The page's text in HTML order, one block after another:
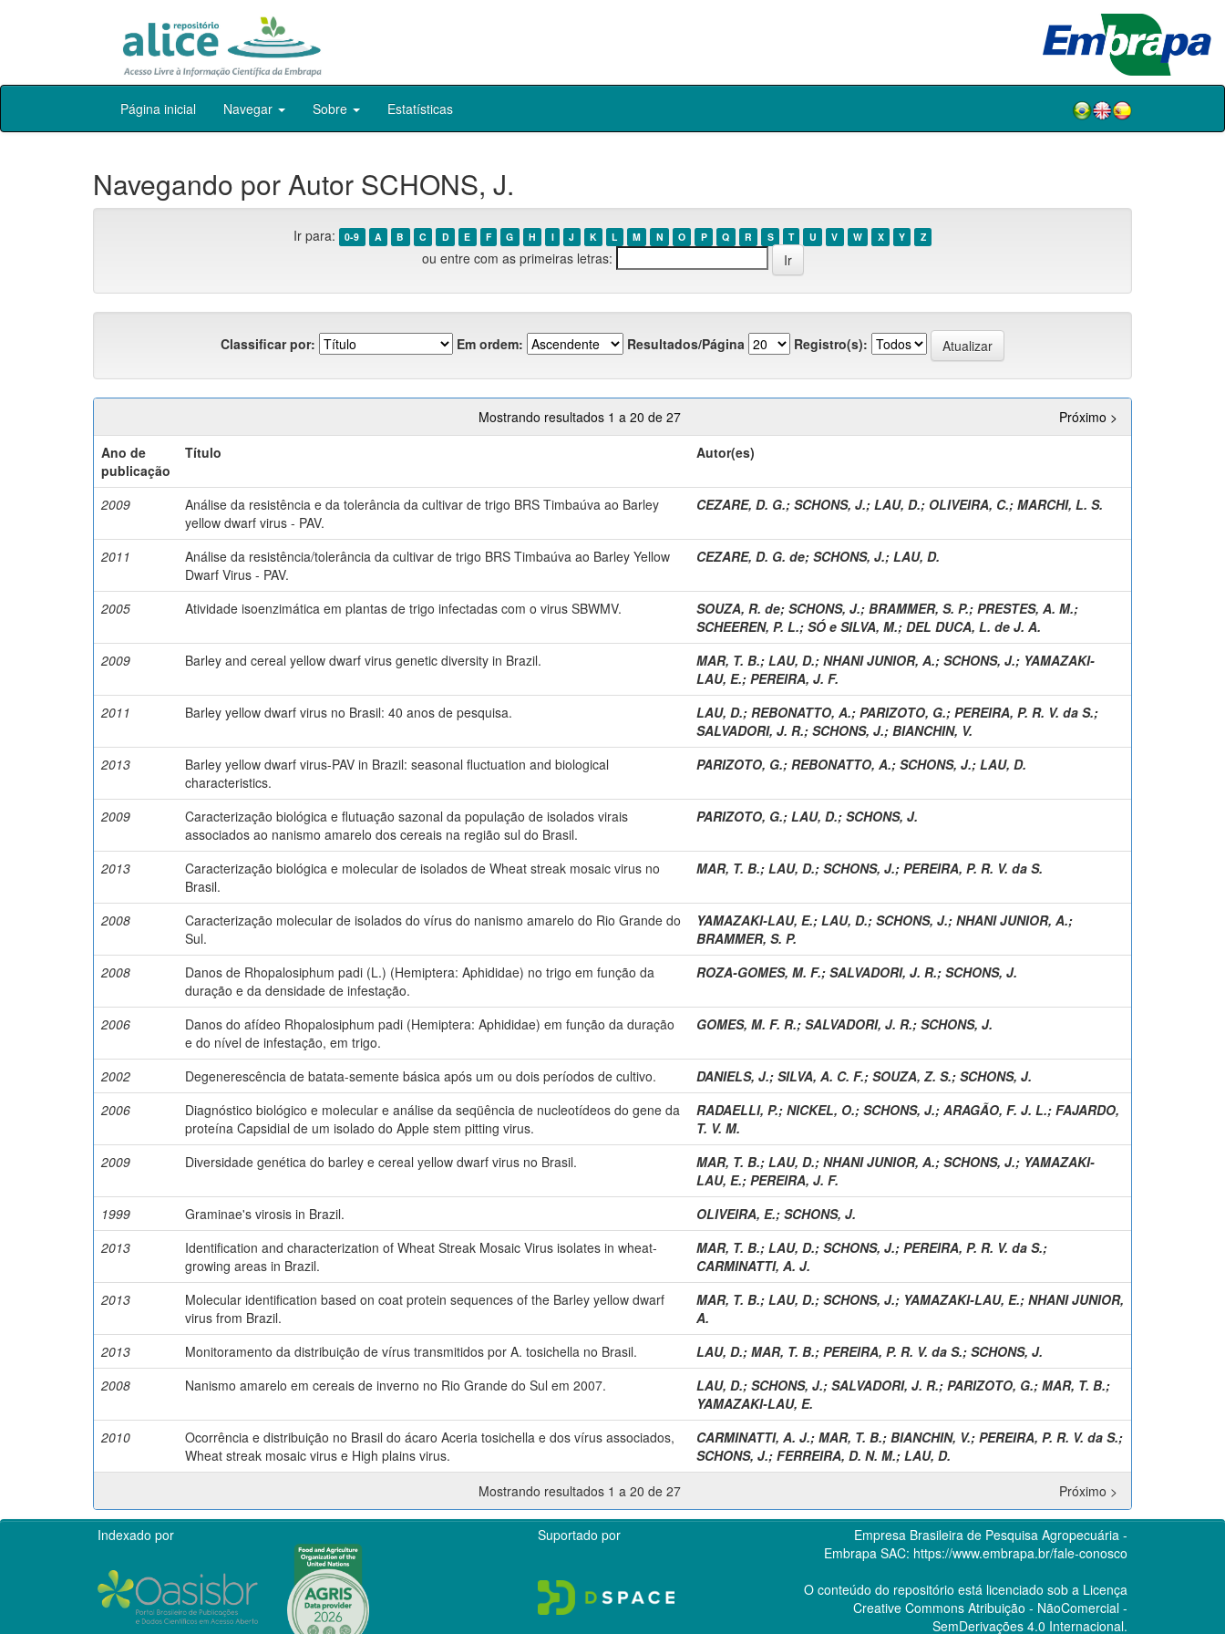
Skip
Página inicial Navegar Sobre Estatísticas
Navegando por Autor SCHONS, J.
Ir para: 0-9 A B C D E F G H I J K L M N O P Q R S T U V W X Y Z
ou entre com as primeiras letras:
Classificar por: Em ordem: Resultados/Página Registro(s):
Mostrando resultados 1 a 20 de 27
Próximo >
Ano de
publicação
Título Autor(es)
2009
Análise da resistência e da tolerância da cultivar de trigo BRS Timbaúva ao Barley
yellow dwarf virus - PAV.
CEZARE, D. G.; SCHONS, J.; LAU, D.; OLIVEIRA, C.; MARCHI, L. S.
2011
Análise da resistência/tolerância da cultivar de trigo BRS Timbaúva ao Barley Yellow
Dwarf Virus - PAV.
CEZARE, D. G. de; SCHONS, J.; LAU, D.
2005 Atividade isoenzimática em plantas de trigo infectadas com o virus SBWMV. SOUZA, R. de; SCHONS, J.; BRAMMER, S. P.; PRESTES, A. M.;
SCHEEREN, P. L.; SÓ e SILVA, M.; DEL DUCA, L. de J. A.
2009
Barley and cereal yellow dwarf virus genetic diversity in Brazil. MAR, T. B.; LAU, D.; NHANI JUNIOR, A.; SCHONS, J.; YAMAZAKI-
LAU, E.; PEREIRA, J. F.
2011
Barley yellow dwarf virus no Brasil: 40 anos de pesquisa. LAU, D.; REBONATTO, A.; PARIZOTO, G.; PEREIRA, P. R. V. da S.;
SALVADORI, J. R.; SCHONS, J.; BIANCHIN, V.
2013
Barley yellow dwarf virus-PAV in Brazil: seasonal fluctuation and biological
characteristics.
PARIZOTO, G.; REBONATTO, A.; SCHONS, J.; LAU, D.
2009
Caracterização biológica e flutuação sazonal da população de isolados virais
associados ao nanismo amarelo dos cereais na região sul do Brasil.
PARIZOTO, G.; LAU, D.; SCHONS, J.
2013
Caracterização biológica e molecular de isolados de Wheat streak mosaic virus no
Brasil.
MAR, T. B.; LAU, D.; SCHONS, J.; PEREIRA, P. R. V. da S.
2008
Caracterização molecular de isolados do vírus do nanismo amarelo do Rio Grande do
Sul.
YAMAZAKI-LAU, E.; LAU, D.; SCHONS, J.; NHANI JUNIOR, A.;
BRAMMER, S. P.
2008
Danos de Rhopalosiphum padi (L.) (Hemiptera: Aphididae) no trigo em função da
duração e da densidade de infestação.
ROZA-GOMES, M. F.; SALVADORI, J. R.; SCHONS, J.
2006
Danos do afídeo Rhopalosiphum padi (Hemiptera: Aphididae) em função da duração
e do nível de infestação, em trigo.
GOMES, M. F. R.; SALVADORI, J. R.; SCHONS, J.
2002 Degenerescência de batata-semente básica após um ou dois períodos de cultivo. DANIELS, J.; SILVA, A. C. F.; SOUZA, Z. S.; SCHONS, J.
2006
Diagnóstico biológico e molecular e análise da seqüência de nucleotídeos do gene da
proteína Capsidial de um isolado do Apple stem pitting virus.
RADAELLI, P.; NICKEL, O.; SCHONS, J.; ARAGÃO, F. J. L.; FAJARDO,
T. V. M.
2009
Diversidade genética do barley e cereal yellow dwarf virus no Brasil. MAR, T. B.; LAU, D.; NHANI JUNIOR, A.; SCHONS, J.; YAMAZAKI-
LAU, E.; PEREIRA, J. F.
1999
Graminae's virosis in Brazil. OLIVEIRA, E.; SCHONS, J.
2013
Identification and characterization of Wheat Streak Mosaic Virus isolates in wheat-
growing areas in Brazil.
MAR, T. B.; LAU, D.; SCHONS, J.; PEREIRA, P. R. V. da S.;
CARMINATTI, A. J.
2013
Molecular identification based on coat protein sequences of the Barley yellow dwarf
virus from Brazil.
MAR, T. B.; LAU, D.; SCHONS, J.; YAMAZAKI-LAU, E.; NHANI JUNIOR,
A.
2013
Monitoramento da distribuição de vírus transmitidos por A. tosichella no Brasil. LAU, D.; MAR, T. B.; PEREIRA, P. R. V. da S.; SCHONS, J.
2008
Nanismo amarelo em cereais de inverno no Rio Grande do Sul em 2007. LAU, D.; SCHONS, J.; SALVADORI, J. R.; PARIZOTO, G.; MAR, T. B.;
YAMAZAKI-LAU, E.
2010
Ocorrência e distribuição no Brasil do ácaro Aceria tosichella e dos vírus associados,
Wheat streak mosaic virus e High plains virus.
CARMINATTI, A. J.; MAR, T. B.; BIANCHIN, V.; PEREIRA, P. R. V. da S.;
SCHONS, J.; FERREIRA, D. N. M.; LAU, D.
Mostrando resultados 1 a 20 de 27
Próximo >
Indexado por Suportado por
Empresa Brasileira de Pesquisa Agropecuária -
Embrapa SAC: https://www.embrapa.br/fale-conosco
O conteúdo do repositório está licenciado sob a Licença
Creative CommonsAtribuição - NãoComercial -
SemDerivações 4.0 Internacional.